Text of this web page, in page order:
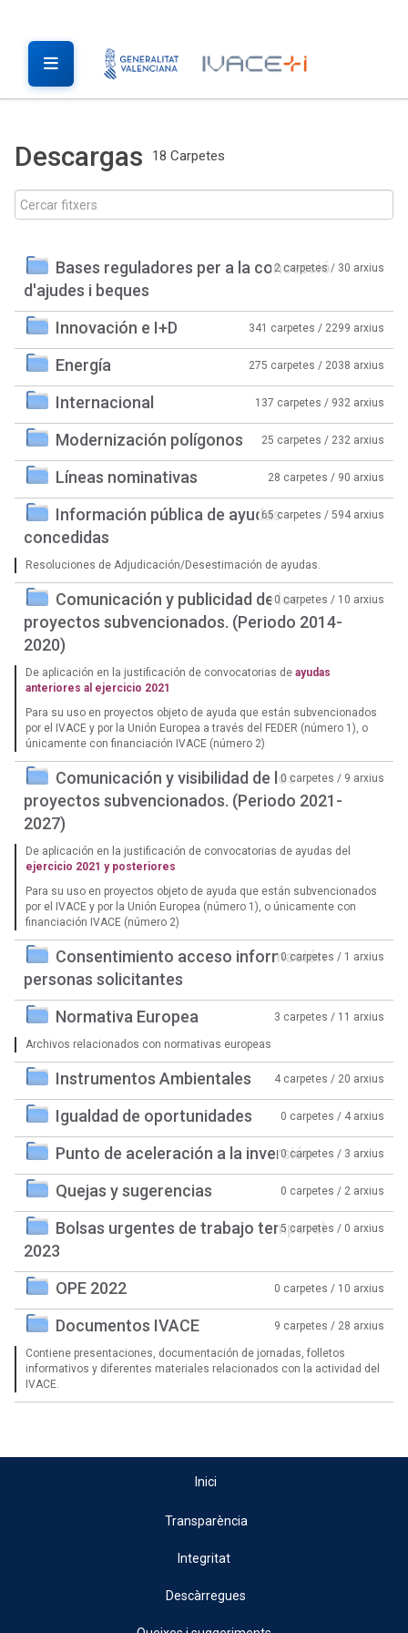
Descargas 18 Carpetes
Bases reguladores per a la concessió
d'ajudes i beques
2 carpetes / 30 arxius
Innovación e I+D 341 carpetes / 2299 arxius
Energía 275 carpetes / 2038 arxius
Internacional 137 carpetes / 932 arxius
Modernización polígonos 25 carpetes / 232 arxius
Líneas nominativas 28 carpetes / 90 arxius
Información pública de ayudas
concedidas
65 carpetes / 594 arxius
Resoluciones de Adjudicación/Desestimación de ayudas.
Comunicación y publicidad de los
proyectos subvencionados. (Periodo 2014-
2020)
0 carpetes / 10 arxius
De aplicación en la justificación de convocatorias de ayudas
anteriores al ejercicio 2021
Para su uso en proyectos objeto de ayuda que están subvencionados
por el IVACE y por la Unión Europea a través del FEDER (número 1), o
únicamente con financiación IVACE (número 2)
Comunicación y visibilidad de los
proyectos subvencionados. (Periodo 2021-
2027)
0 carpetes / 9 arxius
De aplicación en la justificación de convocatorias de ayudas del
ejercicio 2021 y posteriores
Para su uso en proyectos objeto de ayuda que están subvencionados
por el IVACE y por la Unión Europea (número 1), o únicamente con
financiación IVACE (número 2)
Consentimiento acceso información
personas solicitantes
0 carpetes / 1 arxius
Normativa Europea 3 carpetes / 11 arxius
Archivos relacionados con normativas europeas
Instrumentos Ambientales 4 carpetes / 20 arxius
Igualdad de oportunidades 0 carpetes / 4 arxius
Punto de aceleración a la inversión0 carpetes / 3 arxius
Quejas y sugerencias 0 carpetes / 2 arxius
Bolsas urgentes de trabajo temporal
2023
5 carpetes / 0 arxius
OPE 2022 0 carpetes / 10 arxius
Documentos IVACE 9 carpetes / 28 arxius
Contiene presentaciones, documentación de jornadas, folletos
informativos y diferentes materiales relacionados con la actividad del
IVACE.
Inici
Transparència
Integritat
Descàrregues